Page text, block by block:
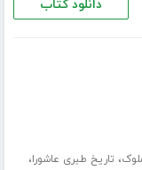
دانلود کتاب
، تاریخ طبری عاشورا،